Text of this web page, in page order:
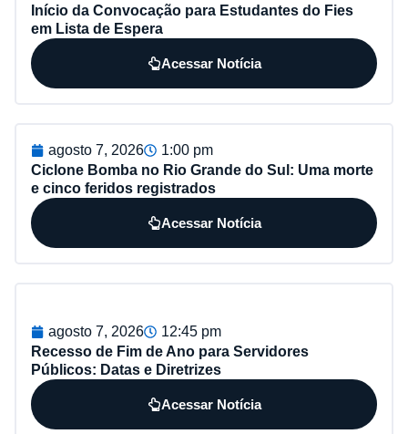
Início da Convocação para Estudantes do Fies
em Lista de Espera
Acessar Notícia
agosto 7, 2026
1:00 pm
Ciclone Bomba no Rio Grande do Sul: Uma morte
e cinco feridos registrados
Acessar Notícia
agosto 7, 2026
12:45 pm
Recesso de Fim de Ano para Servidores
Públicos: Datas e Diretrizes
Acessar Notícia